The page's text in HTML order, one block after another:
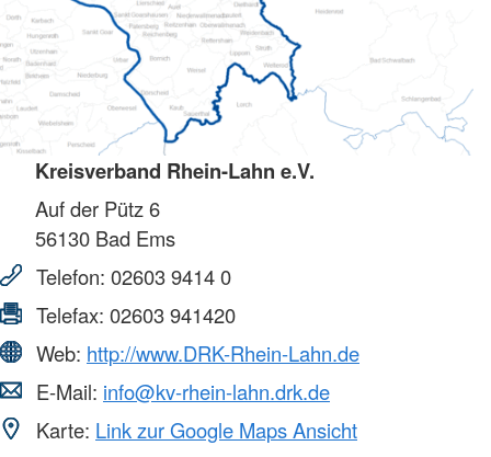
Kreisverband Rhein-Lahn e.V.
Auf der Pütz 6
56130 Bad Ems
Telefon: 02603 9414 0
Telefax: 02603 941420
Web: http://www.DRK-Rhein-Lahn.de
E-Mail: info@kv-rhein-lahn.drk.de
Karte: Link zur Google Maps Ansicht